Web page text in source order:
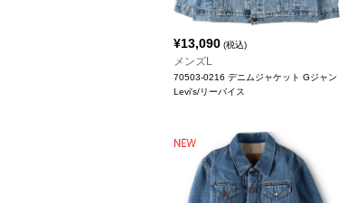
¥13,090 (税込)
メンズL
70503-0216 デニムジャケット Gジャン
Levi's/リーバイス